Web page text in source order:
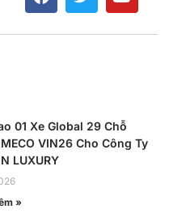
01 Xe Global 29 Chỗ
VIN26 Cho Công Ty
LUXURY
»